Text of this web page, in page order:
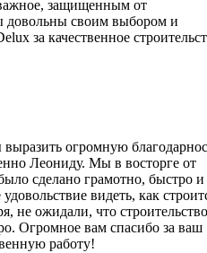
защищенным от
довольны своим выбором и
за качественное
огромную
Леониду. Мы в восторге от
сделано грамотно, быстро и
видеть, как
не ожидали, что строительство
Огромное вам спасибо за ваш
работу!